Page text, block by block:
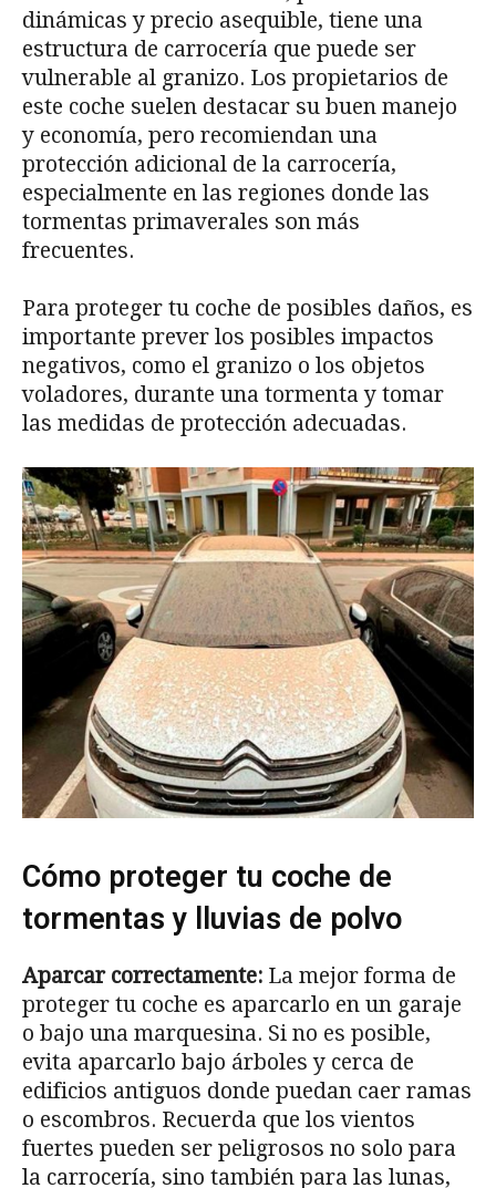
dinámicas y precio asequible, tiene una
estructura de carrocería que puede ser
vulnerable al granizo. Los propietarios de
este coche suelen destacar su buen manejo
y economía, pero recomiendan una
protección adicional de la carrocería,
especialmente en las regiones donde las
tormentas primaverales son más
frecuentes.
Para proteger tu coche de posibles daños, es
importante prever los posibles impactos
negativos, como el granizo o los objetos
voladores, durante una tormenta y tomar
las medidas de protección adecuadas.
Cómo proteger tu coche de
tormentas y lluvias de polvo
Aparcar correctamente: La mejor forma de
proteger tu coche es aparcarlo en un garaje
o bajo una marquesina. Si no es posible,
evita aparcarlo bajo árboles y cerca de
edificios antiguos donde puedan caer ramas
o escombros. Recuerda que los vientos
fuertes pueden ser peligrosos no solo para
la carrocería, sino también para las lunas,